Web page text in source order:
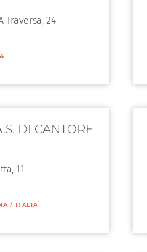
Traversa, 24
DI CANTORE
11
/ ITALIA